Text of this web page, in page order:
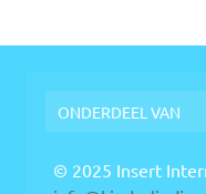
ONDERDEEL VAN
© 2025 Insert